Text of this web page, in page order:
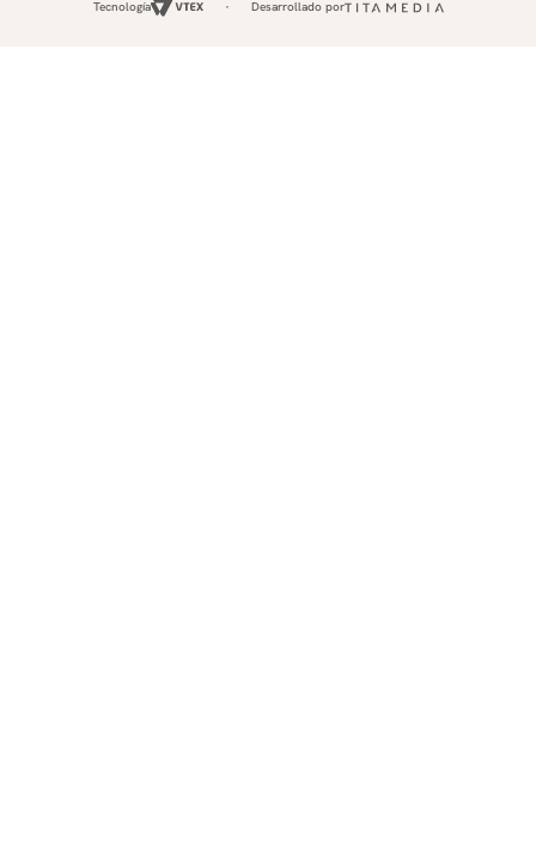
Tecnología Desarrollado por